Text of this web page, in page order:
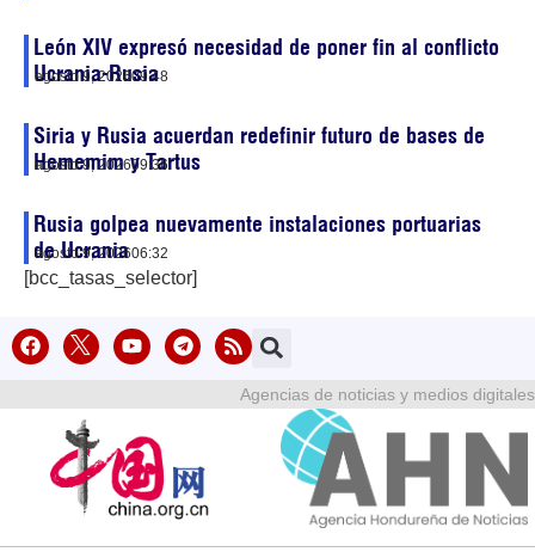
León XIV expresó necesidad de poner fin al conflicto
Ucrania-Rusia
agosto 9, 202609:48
Siria y Rusia acuerdan redefinir futuro de bases de
Hememim y Tartus
agosto 9, 202609:36
Rusia golpea nuevamente instalaciones portuarias
de Ucrania
agosto 9, 202606:32
[bcc_tasas_selector]
Agencias de noticias y medios digitales